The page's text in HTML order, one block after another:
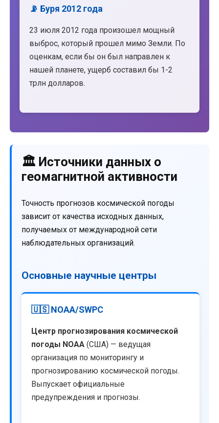
📡 Буря 2012 года
23 июля 2012 года произошел мощный
выброс, который прошел мимо Земли. По
оценкам, если бы он был направлен к
нашей планете, ущерб составил бы 1-2
трлн долларов.
🏛️ Источники данных о
геомагнитной активности
Точность прогнозов космической погоды
зависит от качества исходных данных,
получаемых от международной сети
наблюдательных организаций.
Основные научные центры
🇺🇸 NOAA/SWPC
Центр прогнозирования космической
погоды NOAA (США) — ведущая
организация по мониторингу и
прогнозированию космической погоды.
Выпускает официальные
предупреждения и прогнозы.